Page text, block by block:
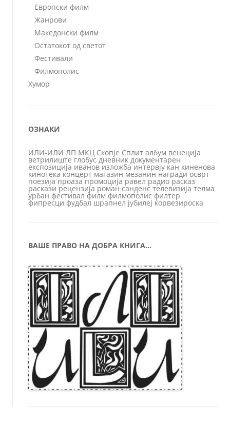
Европски филм
Жанрови
Македонски филм
Остатокот од светот
Фестивали
Филмополис
Хумор
ОЗНАКИ
ИЛИ-ИЛИ ЛП МКЦ Скопје Сплит албум венеција
ветрилиште глобус дневник документарен
експозиција иванов изложба интервју кан киненова
кинотека концерт магазин мезанин награди осврт
поезија проаза промоција равел радио расказ
раскази рецензија роман санденс телевизија телма
урбан фестивал филм филмополис филтер
фипресци фудбал шрапнел јубилеј ќорвезироска
ВАШЕ ПРАВО НА ДОБРА КНИГА…